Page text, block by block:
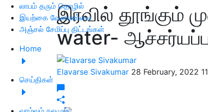
லாபம் தரும் தொழில்
இயற்கை வேளாண்மை
அஞ்சல் சேமிப்பு திட்டங்கள்
Home
செய்திகள்
இரவில் தூங்கும்
water-
Elavarse Sivakumar 28 February, 2022